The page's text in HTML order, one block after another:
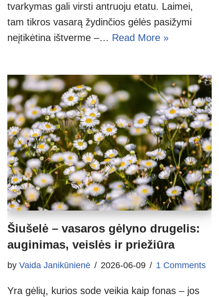
tvarkymas gali virsti antruoju etatu. Laimei,
tam tikros vasarą žydinčios gėlės pasižymi
neįtikėtina ištverme –… Read More »
Šiušelė – vasaros gėlyno drugelis:
auginimas, veislės ir priežiūra
by Vaida Janikūnienė 2026-06-09 1 Comments
Yra gėlių, kurios sode veikia kaip fonas – jos